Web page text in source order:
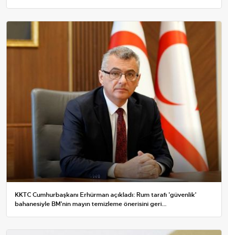
KKTC Cumhurbaşkanı Erhürman açıkladı: Rum tarafı 'güvenlik'
bahanesiyle BM'nin mayın temizleme önerisini geri...